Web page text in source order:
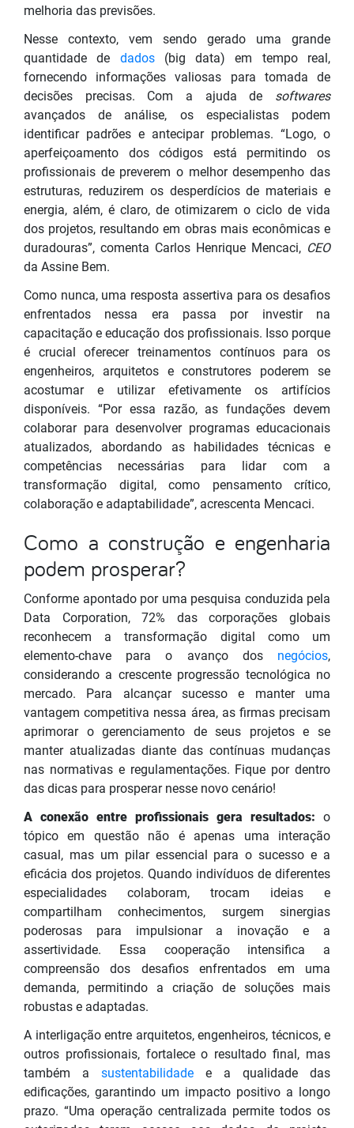
melhoria das previsões.
Nesse contexto, vem sendo gerado uma grande
quantidade de dados(big data) em tempo real,
fornecendo informações valiosas para tomada de
decisões precisas. Com a ajuda de softwares
avançados de análise, os especialistas podem
identificar padrões e antecipar problemas. “Logo, o
aperfeiçoamento dos códigos está permitindo os
profissionais de preverem o melhor desempenho das
estruturas, reduzirem os desperdícios de materiais e
energia, além, é claro, de otimizarem o ciclo de vida
dos projetos, resultando em obras mais econômicas e
duradouras”, comenta Carlos Henrique Mencaci, CEO
da Assine Bem.
Como nunca, uma resposta assertiva para os desafios
enfrentados nessa era passa por investir na
capacitação e educação dos profissionais. Isso porque
é crucial oferecer treinamentos contínuos para os
engenheiros, arquitetos e construtores poderem se
acostumar e utilizar efetivamente os artifícios
disponíveis. “Por essa razão, as fundações devem
colaborar para desenvolver programas educacionais
atualizados, abordando as habilidades técnicas e
competências necessárias para lidar com a
transformação digital, como pensamento crítico,
colaboração e adaptabilidade”, acrescenta Mencaci.
Como a construção e engenharia
podem prosperar?
Conforme apontado por uma pesquisa conduzida pela
Data Corporation, 72% das corporações globais
reconhecem a transformação digital como um
elemento-chave para o avanço dos negócios,
considerando a crescente progressão tecnológica no
mercado. Para alcançar sucesso e manter uma
vantagem competitiva nessa área, as firmas precisam
aprimorar o gerenciamento de seus projetos e se
manter atualizadas diante das contínuas mudanças
nas normativas e regulamentações. Fique por dentro
das dicas para prosperar nesse novo cenário!
A conexão entre profissionais gera resultados: o
tópico em questão não é apenas uma interação
casual, mas um pilar essencial para o sucesso e a
eficácia dos projetos. Quando indivíduos de diferentes
especialidades colaboram, trocam ideias e
compartilham conhecimentos, surgem sinergias
poderosas para impulsionar a inovação e a
assertividade. Essa cooperação intensifica a
compreensão dos desafios enfrentados em uma
demanda, permitindo a criação de soluções mais
robustas e adaptadas.
A interligação entre arquitetos, engenheiros, técnicos, e
outros profissionais, fortalece o resultado final, mas
também a sustentabilidade e a qualidade das
edificações, garantindo um impacto positivo a longo
prazo. “Uma operação centralizada permite todos os